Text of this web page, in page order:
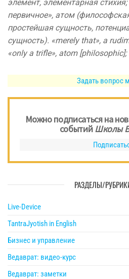
элемент, элементарная
первичное», атом
простейшая сущность,
сущность). «merely that», a
«only a trifle», atom [philosophic];
Задать вопрос
Можно подписаться на
событийШколы
РАЗДЕЛЫ/
Live-Device
TantraJyotish in English
Бизнес и управление
Ведаврат: видео-курс
Ведаврат: заметки